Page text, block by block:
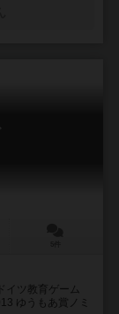
ツ教育ゲーム
ゆうもあ賞ノミ